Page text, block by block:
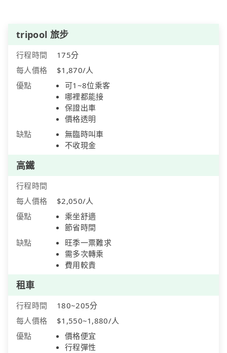
tripool 旅步
行程時間
175分
每人價格
$1,870/人
優點
可1~8位乘客
哪裡都能接
保證出車
價格透明
缺點
無臨時叫車
不收現金
高鐵
行程時間
每人價格
$2,050/人
優點
乘坐舒適
節省時間
缺點
旺季一票難求
需多次轉乘
費用較貴
租車
行程時間
180~205分
每人價格
$1,550~1,880/人
優點
價格便宜
行程彈性